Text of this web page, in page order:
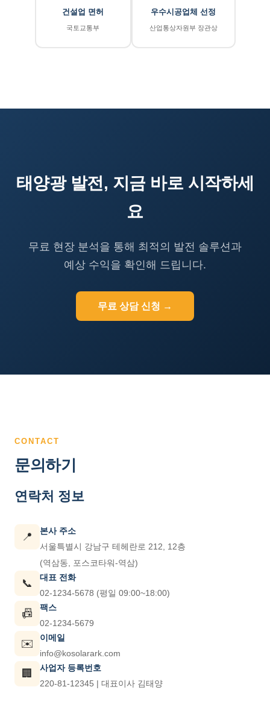
건설업 면허
국토교통부
우수시공업체 선정
산업통상자원부 장관상
태양광 발전, 지금 바로 시작하세
요
무료 현장 분석을 통해 최적의 발전 솔루션과
예상 수익을 확인해 드립니다.
무료 상담 신청 →
CONTACT
문의하기
연락처 정보
📍
본사 주소
서울특별시 강남구 테헤란로 212, 12층
(역삼동, 포스코타워-역삼)
📞
대표 전화
02-1234-5678 (평일 09:00~18:00)
📠
팩스
02-1234-5679
✉️
이메일
info@kosolarark.com
🏢
사업자 등록번호
220-81-12345 | 대표이사 김태양